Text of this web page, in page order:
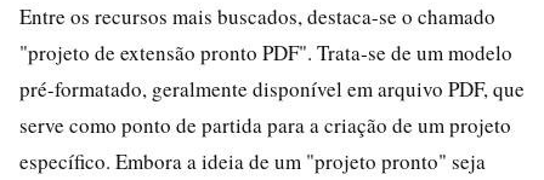
Entre os recursos mais buscados, destaca-se o chamado
"projeto de extensão pronto PDF". Trata-se de um modelo
pré-formatado, geralmente disponível em arquivo PDF, que
serve como ponto de partida para a criação de um projeto
específico. Embora a ideia de um "projeto pronto" seja